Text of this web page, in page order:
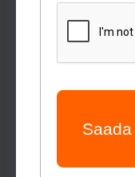
Saada